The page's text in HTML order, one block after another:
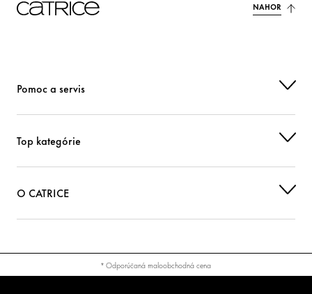
NAHOR
Pomoc a servis
Top kategórie
O CATRICE
* Odporúčaná maloobchodná cena